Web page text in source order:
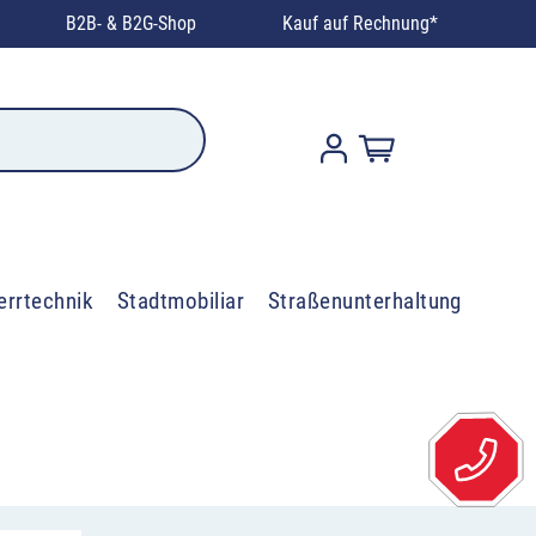
B2B- & B2G-Shop Kauf auf Rechnung*
Stadtmobiliar Straßenunterhaltung